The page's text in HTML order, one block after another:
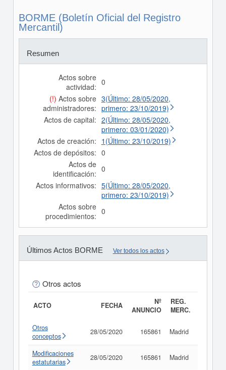
BORME (Boletín Oficial del Registro
Mercantil)
Resumen
Actos sobre
actividad: 0
(!) Actos sobre
administradores:
3(Último: 28/05/2020,
primero: 23/10/2019)
Actos de capital: 2(Último: 28/05/2020,
primero: 03/01/2020)
Actos de creación: 1(Último: 23/10/2019)
Actos de depósitos: 0
Actos de
identificación: 0
Actos informativos: 5(Último: 28/05/2020,
primero: 23/10/2019)
Actos sobre
procedimientos: 0
Últimos Actos BORME Ver todos los actos
Otros actos
ACTO FECHA
Nº
ANUNCIO
REG.
MERC.
Otros
conceptos
28/05/2020 165861 Madrid
Modificaciones
estatutarias
28/05/2020 165861 Madrid